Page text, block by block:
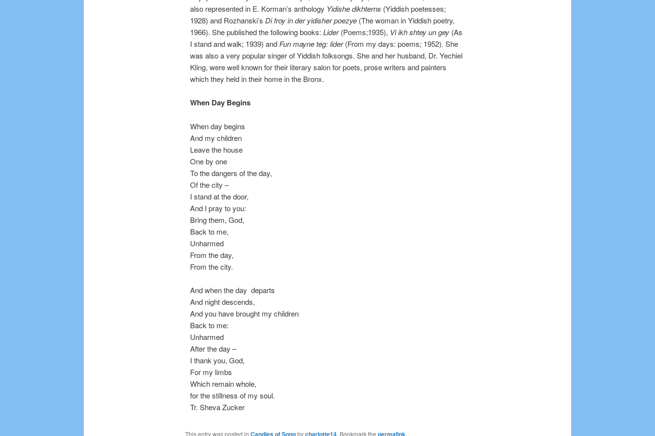
also represented in E. Korman’s anthology Yidishe dikhterns (Yiddish poetesses;
1928) and Rozhanski’s Di froy in der yidisher poezye(The woman in Yiddish poetry,
1966). She published the following books: Lider(Poems;1935), Vi ikh shtey un gey(As
I stand and walk; 1939) and Fun mayne teg: lider(From my days: poems; 1952). She
was also a very popular singer of Yiddish folksongs. She and her husband, Dr. Yechiel
Kling, were well known for their literary salon for poets, prose writers and painters
which they held in their home in the Bronx.
When Day Begins
When day begins
And my children
Leave the house
One by one
To the dangers of the day,
Of the city –
I stand at the door,
And I pray to you:
Bring them, God,
Back to me,
Unharmed
From the day,
From the city.
And when the day departs
And night descends,
And you have brought my children
Back to me:
Unharmed
After the day –
I thank you, God,
For my limbs
Which remain whole,
for the stillness of my soul.
Tr. Sheva Zucker
This entry was posted in Candles of Songbycharlotte14. Bookmark the permalink.